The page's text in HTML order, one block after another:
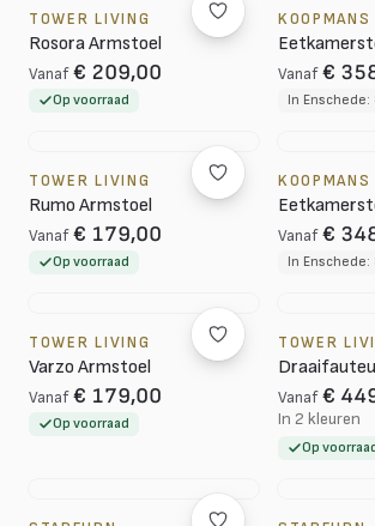
TOWER LIVING
Rosora Armstoel
Vanaf € 209,00
Op voorraad
Vanaf €
In
TOWER LIVING
Rumo Armstoel
Vanaf € 179,00
Op voorraad
Vanaf €
In
TOWER LIVING
Varzo Armstoel
Vanaf € 179,00
Op voorraad
TOWER
Vanaf €
In 2 kleuren
Op